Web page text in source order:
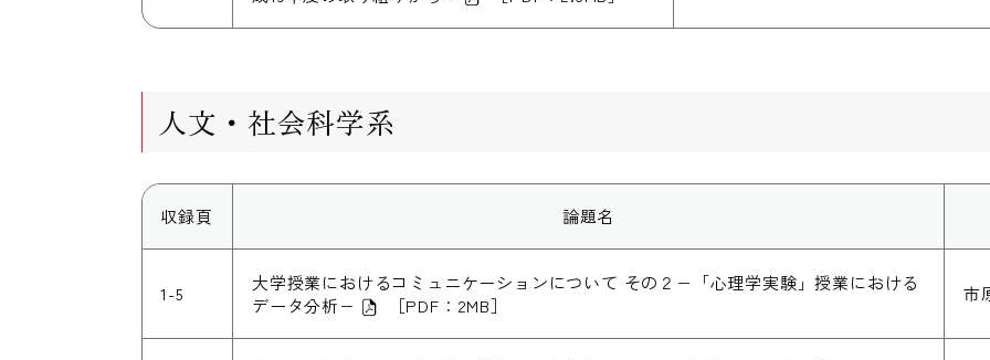
人文・社会科学系
収録頁 論題名
1-5
大学授業におけるコミュニケーションについて その２−「心理学実験」授業における
データ分析−
［PDF：2MB］
市